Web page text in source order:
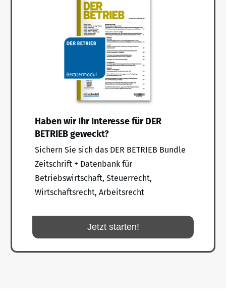
Haben wir Ihr Interesse für DER
BETRIEB geweckt?
Sichern Sie sich das DER BETRIEB Bundle
Zeitschrift + Datenbank für
Betriebswirtschaft, Steuerrecht,
Wirtschaftsrecht, Arbeitsrecht
Jetzt starten!